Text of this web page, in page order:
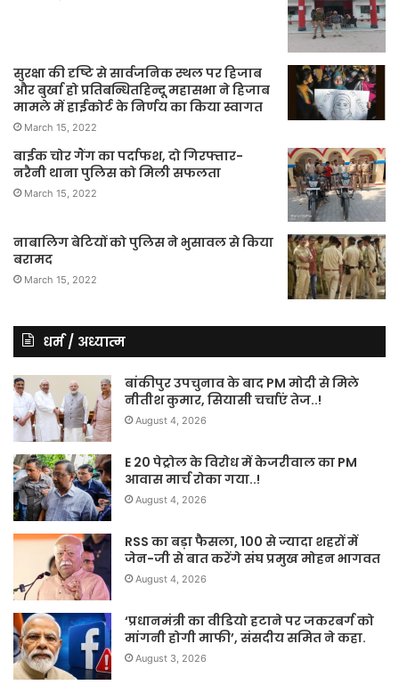
सुरक्षा की दृष्टि से सार्वजनिक स्थल पर हिजाब
और बुर्खा हो प्रतिबन्धितहिन्दू महासभा ने हिजाब
मामले में हाईकोर्ट के निर्णय का किया स्वागत
March 15, 2022
बाईक चोर गैंग का पर्दाफश, दो गिरफ्तार-
नरैनी थाना पुलिस को मिली सफलता
March 15, 2022
नाबालिग बेटियों को पुलिस ने भुसावल से किया
बरामद
March 15, 2022
धर्म / अध्यात्म
बांकीपुर उपचुनाव के बाद PM मोदी से मिले
नीतीश कुमार, सियासी चर्चाएं तेज..!
August 4, 2026
E 20 पेट्रोल के विरोध में केजरीवाल का PM
आवास मार्च रोका गया..!
August 4, 2026
RSS का बड़ा फैसला, 100 से ज्यादा शहरों में
जेन-जी से बात करेंगे संघ प्रमुख मोहन भागवत
August 4, 2026
‘प्रधानमंत्री का वीडियो हटाने पर जकरबर्ग को
मांगनी होगी माफी’, संसदीय समित ने कहा.
August 3, 2026